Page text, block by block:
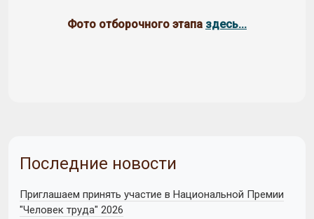
Фото отборочного этапа здесь...
Последние новости
Приглашаем принять участие в Национальной Премии
"Человек труда" 2026